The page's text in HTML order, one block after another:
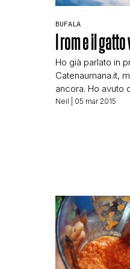
BUFALA
I rom e il
Ho già parlato in
Catenaumana.it,
ancora. Ho avuto
che fosse una
Neil | 05 mar 2015